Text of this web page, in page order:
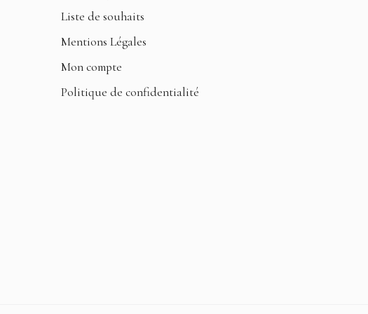
Liste de souhaits
Mentions Légales
Mon compte
Politique de confidentialité